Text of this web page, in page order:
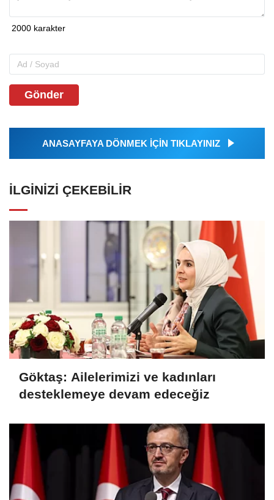
Gönder
ANASAYFAYA DÖNMEK İÇİN TIKLAYINIZ
İLGINIZI ÇEKEBILIR
Göktaş: Ailelerimizi ve kadınları
desteklemeye devam edeceğiz